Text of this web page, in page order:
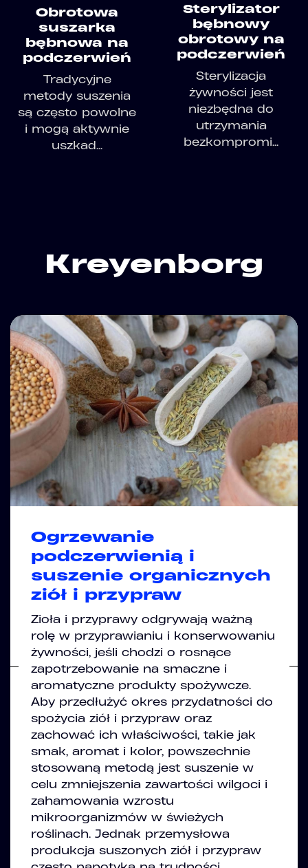
Obrotowa
suszarka
bębnowa na
podczerwień
Tradycyjne
metody suszenia
są często powolne
i mogą aktywnie
uszkad...
Sterylizator
bębnowy
obrotowy na
podczerwień
Sterylizacja
żywności jest
niezbędna do
utrzymania
bezkompromi...
Kreyenborg
Ogrzewanie
podczerwienią i
suszenie organicznych
ziół i przypraw
Zioła i przyprawy odgrywają ważną
rolę w przyprawianiu i konserwowaniu
żywności, jeśli chodzi o rosnące
zapotrzebowanie na smaczne i
aromatyczne produkty spożywcze.
Aby przedłużyć okres przydatności do
spożycia ziół i przypraw oraz
zachować ich właściwości, takie jak
smak, aromat i kolor, powszechnie
stosowaną metodą jest suszenie w
celu zmniejszenia zawartości wilgoci i
zahamowania wzrostu
mikroorganizmów w świeżych
roślinach. Jednak przemysłowa
produkcja suszonych ziół i przypraw